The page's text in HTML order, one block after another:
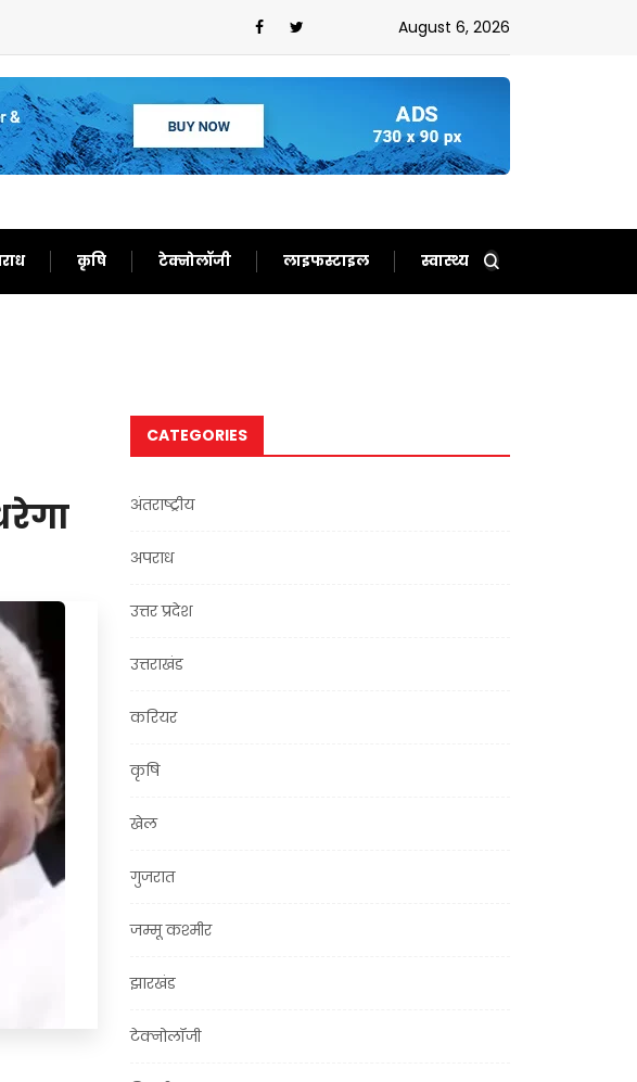
बांकीपुर सीट पर ‘कुत्ता-बिल्ली’ वाले अहंकार ने हराया?प्रशांत के आगे झुकी भाजपा!
August 6, 2026
कृषि टेक्नोलॉजी लाइफस्टाइल स्वास्थ्य
CATEGORIES
अंतराष्ट्रीय
अपराध
उत्तर प्रदेश
उत्तराखंड
करियर
कृषि
खेल
गुजरात
जम्मू कश्मीर
झारखंड
टेक्नोलॉजी